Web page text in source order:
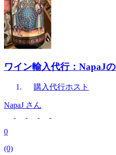
ワイン輸入代行：NapaJ
購入代行ホスト
NapaJ さん
0
(0)